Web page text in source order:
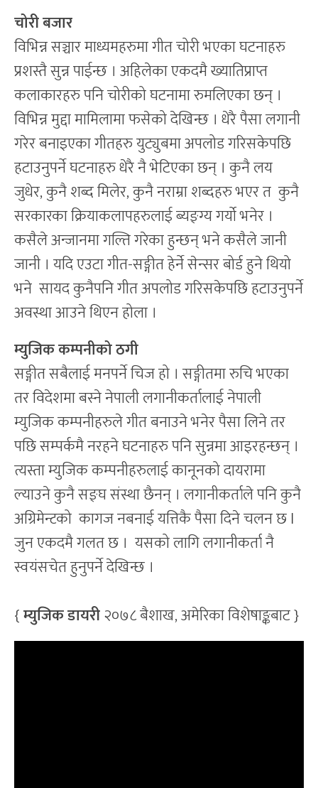
चोरी बजार
विभिन्न सञ्चार माध्यमहरुमा गीत चोरी भएका घटनाहरु
प्रशस्तै सुन्न पाईन्छ । अहिलेका एकदमै ख्यातिप्राप्त
कलाकारहरु पनि चोरीको घटनामा रुमलिएका छन् ।
विभिन्न मुद्दा मामिलामा फसेको देखिन्छ । धेरै पैसा लगानी
गरेर बनाइएका गीतहरु युट्युबमा अपलोड गरिसकेपछि
हटाउनुपर्ने घटनाहरु धेरै नै भेटिएका छन् । कुनै लय
जुधेर, कुनै शब्द मिलेर, कुनै नराम्रा शब्दहरु भएर त कुनै
सरकारका क्रियाकलापहरुलाई ब्यङ्ग्य गर्यो भनेर ।
कसैले अन्जानमा गल्ति गरेका हुन्छन् भने कसैले जानी
जानी । यदि एउटा गीत-सङ्गीत हेर्ने सेन्सर बोर्ड हुने थियो
भने सायद कुनैपनि गीत अपलोड गरिसकेपछि हटाउनुपर्ने
अवस्था आउने थिएन होला ।
म्युजिक कम्पनीको ठगी
सङ्गीत सबैलाई मनपर्ने चिज हो । सङ्गीतमा रुचि भएका
तर विदेशमा बस्ने नेपाली लगानीकर्तालाई नेपाली
म्युजिक कम्पनीहरुले गीत बनाउने भनेर पैसा लिने तर
पछि सम्पर्कमै नरहने घटनाहरु पनि सुन्नमा आइरहन्छन् ।
त्यस्ता म्युजिक कम्पनीहरुलाई कानूनको दायरामा
ल्याउने कुनै सङ्घ संस्था छैनन् । लगानीकर्ताले पनि कुनै
अग्रिमेन्टको कागज नबनाई यत्तिकै पैसा दिने चलन छ l
जुन एकदमै गलत छ । यसको लागि लगानीकर्ता नै
स्वयंसचेत हुनुपर्ने देखिन्छ ।
{म्युजिक डायरी२०७८ बैशाख, अमेरिका विशेषाङ्कबाट }